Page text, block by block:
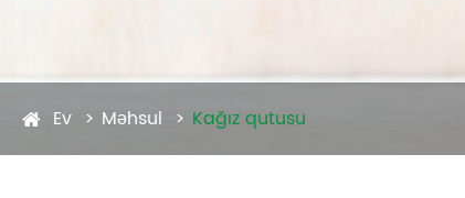
Ev Məhsul Kağız qutusu